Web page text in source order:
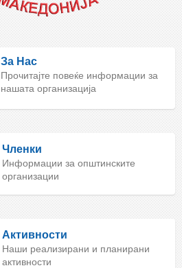
За Нас
Прочитајте повеќе информации за
нашата организација
Членки
Информации за општинските
организации
Активности
Наши реализирани и планирани
активности